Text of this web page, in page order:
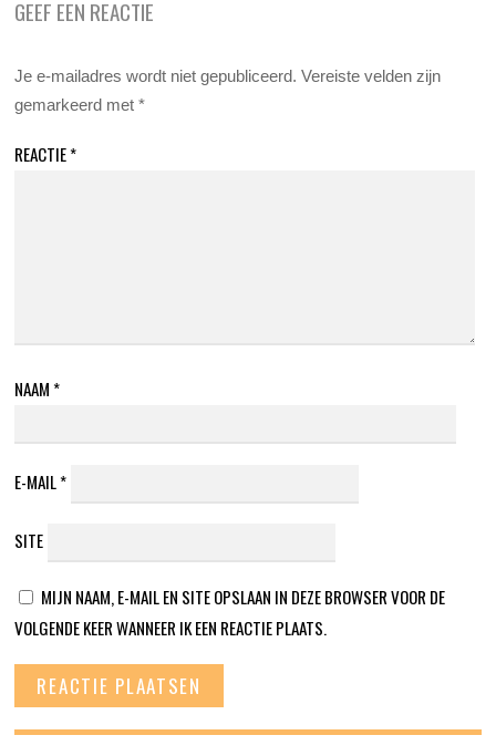
GEEF EEN REACTIE
Je e-mailadres wordt niet gepubliceerd. Vereiste velden zijn
gemarkeerd met*
REACTIE*
NAAM *
E-MAIL*
SITE
MIJN NAAM, E-MAIL EN SITE OPSLAAN IN DEZE BROWSER VOOR DE
VOLGENDE KEER WANNEER IK EEN REACTIE PLAATS.